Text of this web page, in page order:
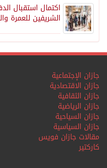
اكتمال استقبال
الشريفين للعمرة
جازان الإجتماعية
جازان الاقتصادية
جازان الثقافية
جازان الرياضية
جازان السياحية
جازان السياسية
مقالات جازان فويس
كاركتير